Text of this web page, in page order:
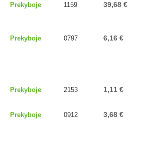
Prekyboje 1159 39,68 €
Prekyboje 0797 6,16 €
Prekyboje 2153 1,11 €
Prekyboje 0912 3,68 €